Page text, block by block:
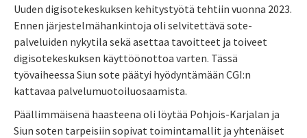
Uuden digisotekeskuksen kehitystyötä tehtiin vuonna 2023.
Ennen järjestelmähankintoja oli selvitettävä sote-
palveluiden nykytila sekä asettaa tavoitteet ja toiveet
digisotekeskuksen käyttöönottoa varten. Tässä
työvaiheessa Siun sote päätyi hyödyntämään CGI:n
kattavaa palvelumuotoiluosaamista.
Päällimmäisenä haasteena oli löytää Pohjois-Karjalan ja
Siun soten tarpeisiin sopivat toimintamallit ja yhtenäiset